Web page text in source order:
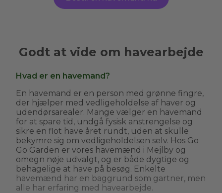
Godt at vide om havearbejde
Hvad er en havemand?
En havemand er en person med grønne fingre,
der hjælper med vedligeholdelse af haver og
udendørsarealer. Mange vælger en havemand
for at spare tid, undgå fysisk anstrengelse og
sikre en flot have året rundt, uden at skulle
bekymre sig om vedligeholdelsen selv. Hos Go
Go Garden er vores havemænd i Mejlby og
omegn nøje udvalgt, og er både dygtige og
behagelige at have på besøg. Enkelte
havemænd har en baggrund som gartner, men
alle har erfaring med havearbejde.